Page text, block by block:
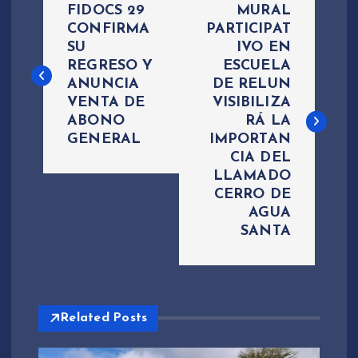
v
ó
n
FIDOCS 29
CONFIRMA
SU
REGRESO Y
ANUNCIA
VENTA DE
ABONO
GENERAL
​MURAL
PARTICIPAT
IVO EN
ESCUELA
DE RELUN
VISIBILIZA
RÁ LA
IMPORTAN
CIA DEL
LLAMADO
CERRO DE
AGUA
SANTA
Related Posts